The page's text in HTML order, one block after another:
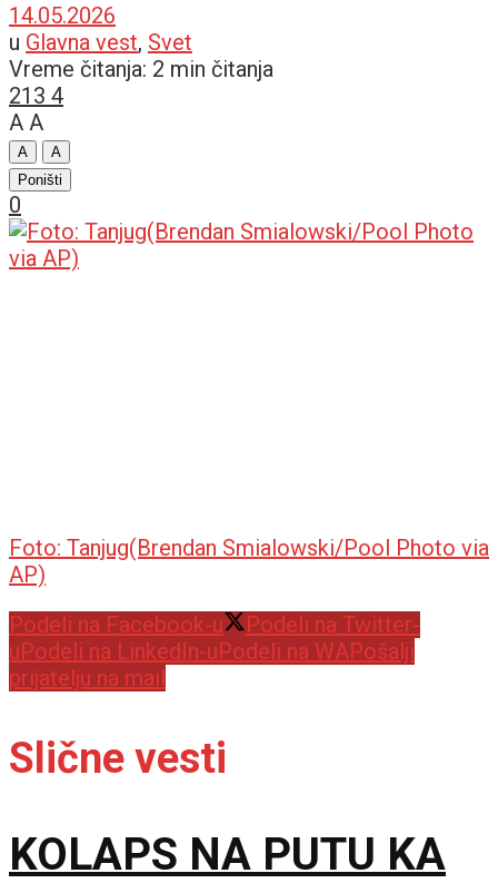
14.05.2026
u Glavna vest, Svet
Vreme čitanja: 2 min čitanja
213 4
A A
A
A
Poništi
0
Foto: Tanjug(Brendan Smialowski/Pool Photo via
AP)
Podeli na Facebook-u
Podeli na Twitter-
uPodeli na LinkedIn-uPodeli na WAPošalji
prijatelju na mail
Slične vesti
KOLAPS NA PUTU KA